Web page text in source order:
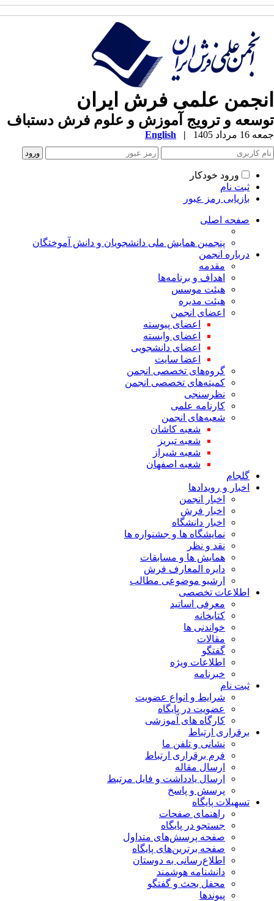
علمی فرش ایران
و ترویج آموزش و علوم فرش دستباف
مرداد 1405 |
English
ورود خودکار
ثبت نام
بازیابی رمز عبور
صفحه اصلی
پنجمین همایش ملی دانشجویان و دانش آموختگان
درباره انجمن
مقدمه
اهداف و برنامه‌ها
هیئت موسس
هیئت مدیره
اعضای انجمن
اعضای پیوسته
اعضای وابسته
اعضای دانشجویی
اعضا سایت
گروه‌های تخصصی انجمن
کمیته‌های تخصصی انجمن
نظرسنجی
کارنامه علمی
شعبه‌های انجمن
شعبه کاشان
شعبه تبریز
شعبه شیراز
شعبه اصفهان
گلجام
اخبار و رویدادها
اخبار انجمن
اخبار فرش
اخبار دانشگاه
نمایشگاه ها و جشنواره ها
نقد و نظر
همایش ها و مسابقات
دایره المعارف فرش
ارشیو موضوعی مطالب
اطلاعات تخصصی
معرفی اساتید
کتابخانه
خواندنی ها
مقالات
گفتگو
اطلاعات ویژه
خبرنامه
ثبت نام
شرایط و انواع عضویت
عضویت در پایگاه
کارگاه های آموزشی
برقراری ارتباط
نشانی و تلفن ما
فرم برقراری ارتباط
ارسال مقاله
ارسال یادداشت و فایل مرتبط
پرسش و پاسخ
تسهیلات پایگاه
راهنمای صفحات
جستجو در پایگاه
صفحه پرسش‌های متداول
صفحه برترین‌های پایگاه
اطلاع‌رسانی به دوستان
دانشنامه هوشمند
محفل بحث و گفتگو
پیوندها